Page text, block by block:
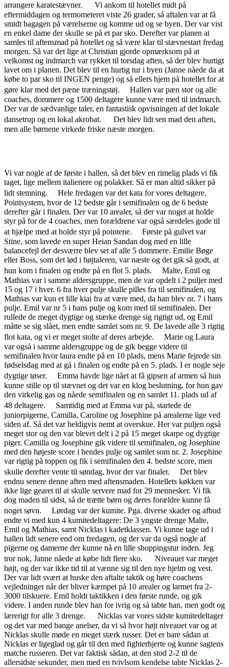
arrangere karatestævner. Vi ankom til hotellet midt på
eftermiddagen og termometeret viste 26 grader, så aftalen var at få
smidt bagagen på værelserne og komme ud og se byen. Der var vist
en enkel dame der skulle se på et par sko. Derefter var planen at
samles til aftensmad på hotellet og så være klar til stævnestart fredag
morgen. Så var det lige at Christian gjorde opmærksom på at
velkomst og indmarch var rykket til torsdag aften, så der blev hurtigt
lavet om i planen. Det blev til en hurtig tur i byen (Janne nåede da at
købe to par sko til INGEN penge) og så ellers hjem på hotellet for at
gøre klar med det pæne træningstøj. Hallen var pæn stor og alle
coaches, dommere og 1500 deltagere kunne være med til indmarch.
Der var de sædvanlige taler, en fantastisk opvisningen af det lokale
dansetrup og en lokal akrobat. Det blev lidt sen mad den aften,
men alle børnene virkede friske næste morgen.
Vi var nogle af de første i hallen, så det blev en rimelig plads vi fik
taget, lige mellem italienere og polakker. Så er man altid sikker på
lidt stemning. Hele fredagen var det kata for vores deltagere.
Pointsystem, hvor de 12 bedste går i semifinalen og de 6 bedste
derefter går i finalen. Der var 10 arealer, så der var noget at holde
styr på for de 4 coaches, men forældrene var også særdeles gode til
at hjælpe med at holde styr på pointene. Første på gulvet var
Stine, som lavede en super Heian Sandan dog med en lille
balancefejl der desværre blev set af alle 5 dommere. Emilie Bøge
eller Boss, som det lød i højtaleren, var næste og det gik så godt, at
hun kom i finalen og endte på en flot 5. plads. Malte, Emil og
Mathias var i samme aldersgruppe, men de var opdelt i 2 puljer med
15 og 17 i hver. 6 fra hver pulje skulle pilles fra til semifinalen, og
Mathias var kun et lille kiai fra at være med, da han blev nr. 7 i hans
pulje. Emil var nr 5 i hans pulje og kom med til semifinalen. Der
rullede de meget dygtige og stærke drenge sig rigtigt ud, og Emil
måtte se sig slået, men endte samlet som nr. 9. De lavede alle 3 rigtig
flot kata, og vi er meget stolte af deres arbejde. Marie og Laura
var også i samme aldersgruppe og de gik begge videre til
semifinalen hvor laura endte på en 10 plads, mens Marie fejrede sin
fødselsdag med at gå i finalen og endte på en 5. plads. I er nogle seje
dygtige tøser. Emma havde lige nået at få gipsen af armen så hun
kunne stille op til stævnet og det var en klog beslutning, for hun gav
den virkelig gas og nåede semifinalen og en samlet 11. plads ud af
48 deltagere. Samtidig med at Emma var på, startede de
juniorpigerne, Camilla, Caroline og Josephine på arealerne lige ved
siden af. Så det var heldigvis nemt at overskue. Her var puljen også
meget stor og den var blevet delt i 2 på 15 meget skarpe og dygtige
piger. Camilla og Josephine gik videre til semifinalen, og Josephine
med den højeste score i hendes pulje og samlet som nr. 2. Josephine
var rigtig på toppen og fik i semifinalen den 4. bedste score, men
skulle derefter vente til søndag, hvor der var finaler. Det blev
endnu senere denne aften med aftensmaden. Hotellets køkken var
ikke lige gearet til at skulle servere mad for 29 mennesker. Vi fik
dog maden til sidst, så de trætte børn og deres forældre kunne få
noget søvn. Lørdag var der kumite. Pga. diverse skader og afbud
endte vi med kun 4 kumitedeltagere: De 3 yngste drenge Malte,
Emil og Mathias, samt Nicklas i kadetklassen. Vi kunne tage ud i
hallen lidt senere end om fredagen, og der var da også nogle af
pigerne og damerne der kunne nå en lille shoppingstur inden. Jeg
tror nok, Janne nåede at købe lidt flere sko. Niveauet var meget
højt, og der var ikke tid til at vænne sig til den nye hjelm og vest.
Der var lidt svært at huske den aftalte taktik og høre coachens
vejledninger når der bliver kæmpet på 10 arealer og larmet fra 2-
3000 tilskuere. Emil holdt taktikken i den første runde, og gik
videre. I anden runde blev han for ivrig og så tabte han, men godt og
lærerigt for alle 3 drenge. Nicklas var vores sidste kumitedeltager
og det var med bange anelser, da vi så hvor højt niveauet var og at
Nicklas skulle møde en meget stærk russer. Det er bare sådan at
Nicklas er ligeglad og går til den med fighterhjerte og kunne sagtens
matche russeren. Det var faktisk sådan, at den stod 2-2 til de
allersidste sekunder, men med en tvivlsom kendelse tabte Nicklas 2-